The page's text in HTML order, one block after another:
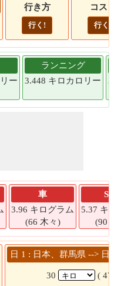
行き方
行く!
コスト
行く!
ー
ランニング
3.448 キロカロリー
車
3.96 キログラム
(66 木々)
SUV
5.37 キロ
(90 木
日 1 : 日本、群馬県 --> 日本
30 ( 47